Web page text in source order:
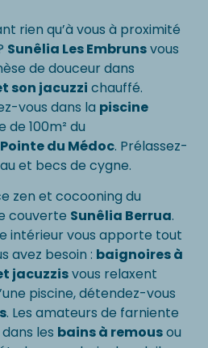
rien qu’à vous à proximité
Sunêlia Les Embrunsvous
de douceur dans
son jacuzzi chauffé.
vous dans la piscine
100m² du
du Médoc. Prélassez-
et becs de cygne.
zen et cocooning du
couverte Sunêlia Berrua.
intérieur vous apporte tout
avez besoin : baignoires à
jacuzzisvous relaxent
piscine, détendez-vous
. Les amateurs de farniente
les bains à remousou